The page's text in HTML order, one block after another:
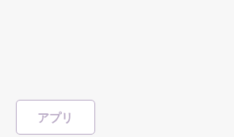
アプリ
柚原　桃(ゆずはら　もも)
推しは画面の向こうにいるはずだったのに
ています。